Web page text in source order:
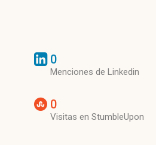
0
Menciones de Linkedin
0
Visitas en StumbleUpon